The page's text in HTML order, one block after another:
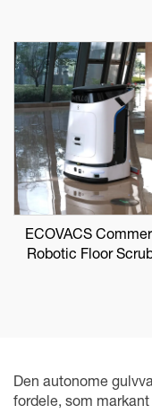
ECOVACS
Robotic Floor
Den autonome
fordele, som